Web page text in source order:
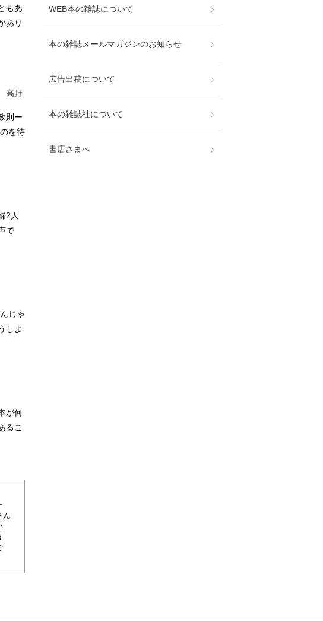
もあ
あり
高野
則ー
を待
2人
で
じゃ
しよ
が何
るこ
ん
WEB本の雑誌について
本の雑誌メールマガジンのお知らせ
広告出稿について
本の雑誌社について
書店さまへ